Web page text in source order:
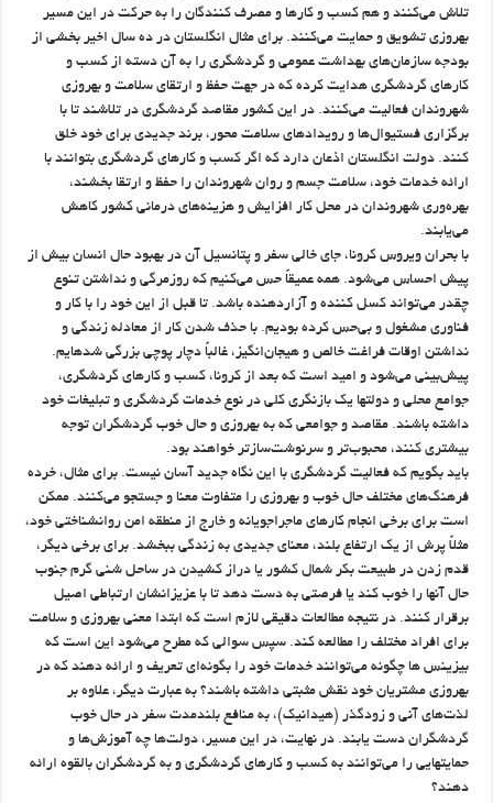
تلاش می‌کنند و هم کسب و کارها و مصرف کنندگان را به حرکت در این مسیر
بهروزی تشویق و حمایت می‌کنند. برای مثال انگلستان در ده سال اخیر بخشی از
بودجه سازمان‌های بهداشت عمومی و گردشگری را به آن دسته از کسب و
کارهای گردشگری هدایت کرده که در جهت حفظ و ارتقای سلامت و بهروزی
شهروندان فعالیت می‌کنند. در این کشور مقاصد گردشگری در تلاشند تا با
برگزاری فستیوال‌ها و رویدادهای سلامت محور، برند جدیدی برای خود خلق
کنند. دولت انگلستان اذعان دارد که اگر کسب و کارهای گردشگری بتوانند با
ارائه خدمات خود، سلامت جسم و روان شهروندان را حفظ و ارتقا بخشند،
بهره‌وری شهروندان در محل کار افزایش و هزینه‌های درمانی کشور کاهش
می‌یابند.
با بحران ویروس کرونا، جای خالی سفر و پتانسیل آن در بهبود حال انسان بیش از
پیش احساس می‌شود. همه عمیقاً حس می‌کنیم که روزمرگی و نداشتن تنوع
چقدر می‌تواند کسل کننده و آزاردهنده باشد. تا قبل از این خود را با کار و
فناوری مشغول و بی‌حس کرده بودیم. با حذف شدن کار از معادله زندگی و
نداشتن اوقات فراغت خالص و هیجان‌انگیز، غالباً دچار پوچی بزرگی شدهایم.
پیش‌بینی می‌شود و امید است که بعد از کرونا، کسب و کارهای گردشگری،
جوامع محلی و دولتها یک بازنگری کلی در نوع خدمات گردشگری و تبلیغات خود
داشته باشند. مقاصد و جوامعی که به بهروزی و حال خوب گردشگران توجه
بیشتری کنند، محبوب‌تر و سرنوشت‌سازتر خواهند بود.
باید بگویم که فعالیت گردشگری با این نگاه جدید آسان نیست. برای مثال، خرده
فرهنگ‌های مختلف حال خوب و بهروزی را متفاوت معنا و جستجو می‌کنند. ممکن
است برای برخی انجام کارهای ماجراجویانه و خارج از منطقه امن روانشناختی خود،
مثلاً پرش از یک ارتفاع بلند، معنای جدیدی به زندگی ببخشد. برای برخی دیگر،
قدم زدن در طبیعت بکر شمال کشور یا دراز کشیدن در ساحل شنی گرم جنوب
حال آنها را خوب کند یا فرصتی به دست دهد تا با عزیزانشان ارتباطی اصیل
برقرار کنند. در نتیجه مطالعات دقیقی لازم است که ابتدا معنی بهروزی و سلامت
برای افراد مختلف را مطالعه کند. سپس سوالی که مطرح می‌شود این است که
بیزینس ها چگونه می‌توانند خدمات خود را بگونه‌ای تعریف و ارائه دهند که در
بهروزی مشتریان خود نقش مثبتی داشته باشند؟ به عبارت دیگر، علاوه بر
لذت‌های آنی و زودگذر (هیدانیک)، به منافع بلندمدت سفر در حال خوب
گردشگران دست یابند. در نهایت، در این مسیر، دولت‌ها چه آموزش‌ها و
حمایتهایی را می‌توانند به کسب و کارهای گردشگری و به گردشگران بالقوه ارائه
دهند؟